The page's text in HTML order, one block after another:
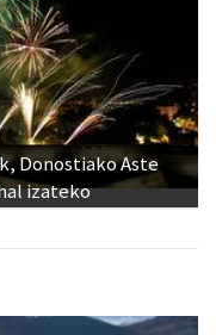
Donostiako Aste
izateko